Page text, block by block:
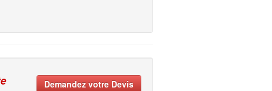
Demandez votre Devis